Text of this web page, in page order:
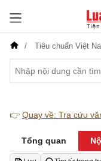
Tiêu chuẩn Việt
👉 Quay về: Tra cứu
Tổng quan